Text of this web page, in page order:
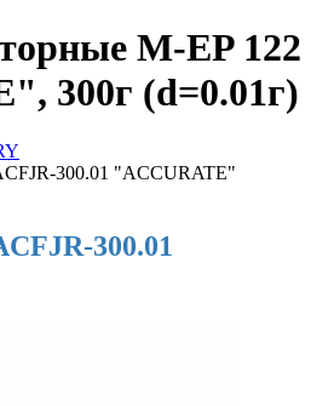
M-EP 122
300г (d=0.01г)
300.01 "ACCURATE"
300.01